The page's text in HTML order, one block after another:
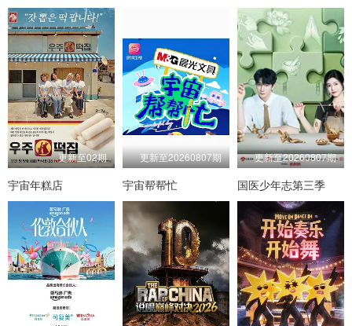
更新至02期
宇宙年糕店
更新至20260807期
宇宙帮帮忙
更新至20260807期
国医少年志第三季